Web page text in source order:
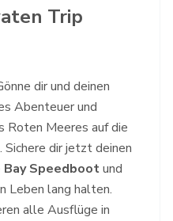
Trip
dir und deinen
Abenteuer und
Roten Meeres auf die
dir jetzt deinen
Bay Speedbootund
Leben lang halten.
alle Ausflüge in